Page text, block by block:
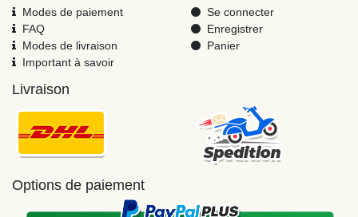
Modes de paiement
FAQ
Modes de livraison
Important à savoir
Se connecter
Enregistrer
Panier
Livraison
Options de paiement